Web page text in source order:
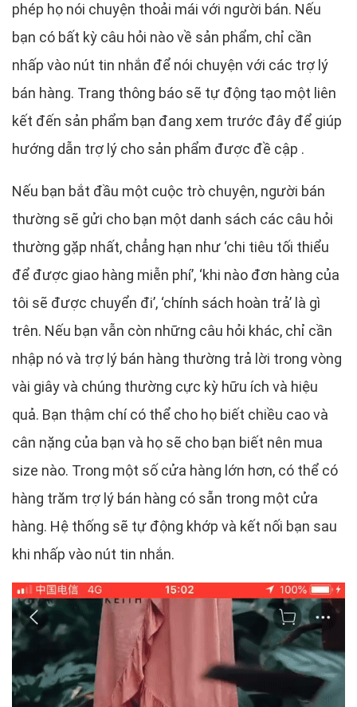
phép họ nói chuyện thoải mái với người bán. Nếu
bạn có bất kỳ câu hỏi nào về sản phẩm, chỉ cần
nhấp vào nút tin nhắn để nói chuyện với các trợ lý
bán hàng. Trang thông báo sẽ tự động tạo một liên
kết đến sản phẩm bạn đang xem trước đây để giúp
hướng dẫn trợ lý cho sản phẩm được đề cập .
Nếu bạn bắt đầu một cuộc trò chuyện, người bán
thường sẽ gửi cho bạn một danh sách các câu hỏi
thường gặp nhất, chẳng hạn như ‘chi tiêu tối thiểu
để được giao hàng miễn phí’, ‘khi nào đơn hàng của
tôi sẽ được chuyển đi’, ‘chính sách hoàn trả’ là gì
trên. Nếu bạn vẫn còn những câu hỏi khác, chỉ cần
nhập nó và trợ lý bán hàng thường trả lời trong vòng
vài giây và chúng thường cực kỳ hữu ích và hiệu
quả. Bạn thậm chí có thể cho họ biết chiều cao và
cân nặng của bạn và họ sẽ cho bạn biết nên mua
size nào. Trong một số cửa hàng lớn hơn, có thể có
hàng trăm trợ lý bán hàng có sẵn trong một cửa
hàng. Hệ thống sẽ tự động khớp và kết nối bạn sau
khi nhấp vào nút tin nhắn.